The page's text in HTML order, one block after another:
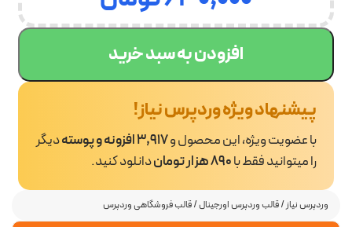
وردپرس نیاز/قالب وردپرس اورجینال/قالب فروشگاهی وردپرس
افزودن به سبد خرید
پیشنهاد ویژه وردپرس نیاز!
با عضویت ویژه، این محصول و3,917 افزونه و پوسته
دیگر
را میتوانید فقط با890 هزار تومان دانلود کنید.